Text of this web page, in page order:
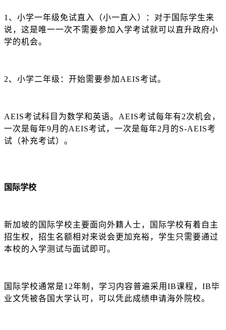
1、小学一年级免试直入（小一直入）：对于国际学生来
说，这是唯一一次不需要参加入学考试就可以直升政府小
学的机会。
2、小学二年级：开始需要参加AEIS考试。
AEIS考试科目为数学和英语。AEIS考试每年有2次机会，
一次是每年9月的AEIS考试，一次是每年2月的S-AEIS考
试（补充考试）。
国际学校
新加坡的国际学校主要面向外籍人士，国际学校有着自主
招生权，招生名额相对来说会更加充裕，学生只需要通过
本校的入学测试与面试即可。
国际学校通常是12年制，学习内容普遍采用IB课程，IB毕
业文凭被各国大学认可，可以凭此成绩申请海外院校。